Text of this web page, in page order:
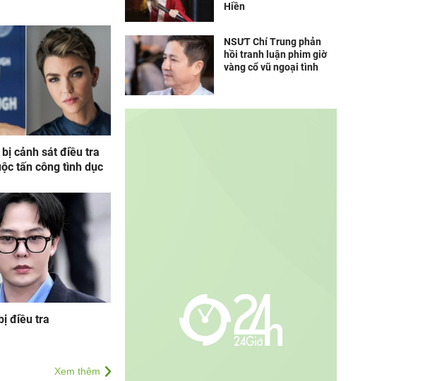
cảnh sát điều tra
tấn công tình dục
điều tra
Xem thêm
Hiền
NSƯT Chí Trung phản
hồi tranh luận phim giờ
vàng cổ vũ ngoại tình